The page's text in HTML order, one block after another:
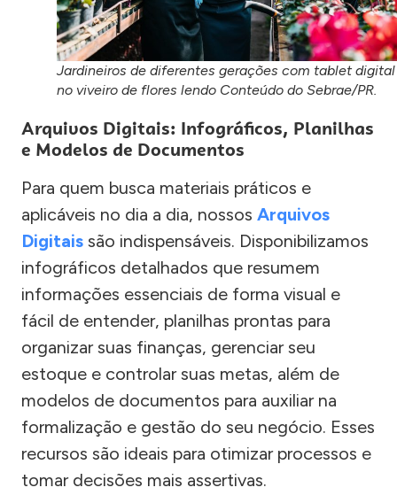
Jardineiros de diferentes gerações com tablet digital
no viveiro de flores lendo Conteúdo do Sebrae/PR.
Arquivos Digitais: Infográficos, Planilhas
e Modelos de Documentos
Para quem busca materiais práticos e
aplicáveis no dia a dia, nossos Arquivos
Digitais são indispensáveis. Disponibilizamos
infográficos detalhados que resumem
informações essenciais de forma visual e
fácil de entender, planilhas prontas para
organizar suas finanças, gerenciar seu
estoque e controlar suas metas, além de
modelos de documentos para auxiliar na
formalização e gestão do seu negócio. Esses
recursos são ideais para otimizar processos e
tomar decisões mais assertivas.